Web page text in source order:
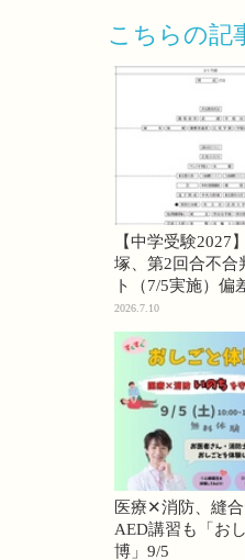
こちらの記
【中学受験2027
塚、第2回合不合
ト（7/5実施）
74・桜蔭70＜PR＞
2026.7.10
医療✕消防、縫
AED講習も「お
博」9/5